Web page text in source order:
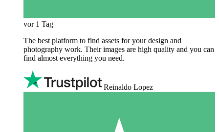
vor 1 Tag
The best platform to find assets for your design and
photography work. Their images are high quality and you can
find almost everything you need.
Reinaldo Lopez